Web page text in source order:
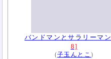
バンドマンとサラリーマン
8]
(子玉んとこ )